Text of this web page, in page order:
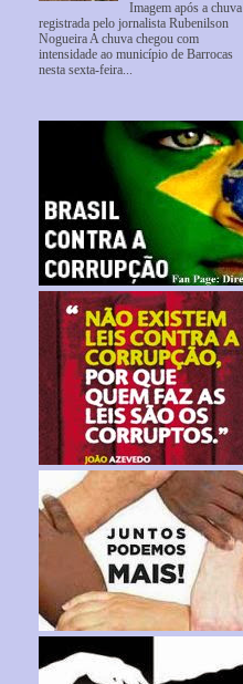
Imagem após a chuva
registrada pelo jornalista Rubenilson
Nogueira A chuva chegou com
intensidade ao município de Barrocas
nesta sexta-feira...